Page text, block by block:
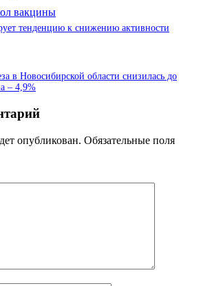
тенденцию к снижению активности
в Новосибирской области снизилась до
– 4,9%
опубликован. Обязательные поля